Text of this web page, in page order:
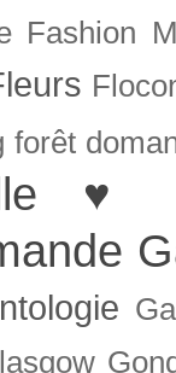
Fashion
forêt
♥